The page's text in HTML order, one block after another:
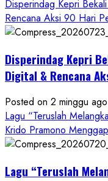
Disperindag Kepri
Rencana Aksi 90 Hari
Disperindag Kepri
Digital & Rencana
Posted on 2 minggu ago
Lagu “Teruslah
Krido Pramono
Lagu “Teruslah